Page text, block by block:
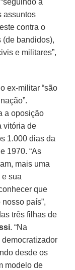
assuntos
contra o
(de bandidos),
e militares”,
ex-militar “são
a oposição
vitória de
1.000 dias da
1970. “As
mais uma
sua
que
país”,
três filhas de
. “Na
desde os
modelo de